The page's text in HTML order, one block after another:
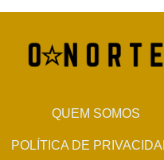
QUEM SOMOS
POLÍTICA DE